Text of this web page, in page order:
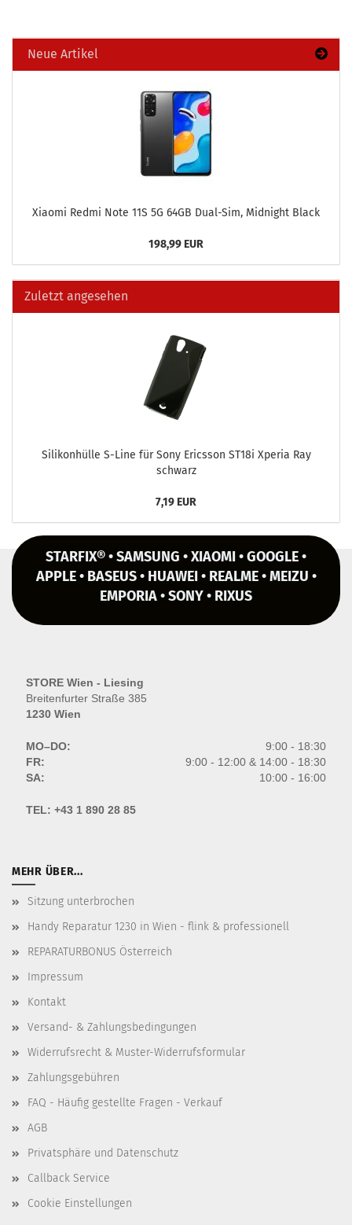
Neue Artikel
Xiao­mi Redmi Note 11S 5G 64GB Dual-​Sim, Mid­night Black
198,99 EUR
Zuletzt angesehen
Si­li­kon­hül­le S-​Line für Sony Erics­son ST18i Xpe­ria Ray
schwarz
7,19 EUR
STARFIX® • SAMSUNG • XIAOMI • GOOGLE •
APPLE • BASEUS • HUAWEI • REALME • MEIZU •
EMPORIA • SONY • RIXUS
STORE Wien - Liesing
Breitenfurter Straße 385
1230 Wien
MO–DO:
9:00 - 18:30
FR:
9:00 - 12:00 & 14:00 - 18:30
SA:
10:00 - 16:00
TEL: +43 1 890 28 85
MEHR ÜBER...
Sitzung unterbrochen
Handy Reparatur 1230 in Wien - flink & professionell
REPARATURBONUS Österreich
Impressum
Kontakt
Versand- & Zahlungsbedingungen
Widerrufsrecht & Muster-Widerrufsformular
Zahlungsgebühren
FAQ - Häufig gestellte Fragen - Verkauf
AGB
Privatsphäre und Datenschutz
Callback Service
Cookie Einstellungen